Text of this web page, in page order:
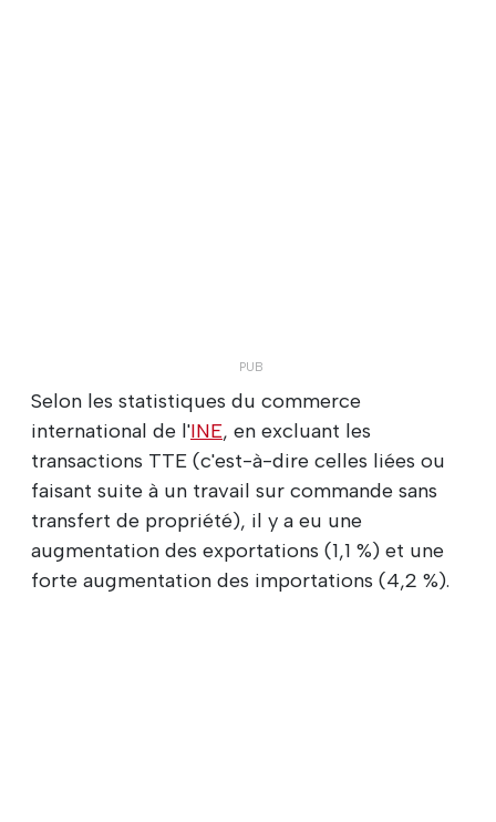
Selon les statistiques du commerce
international de l'INE, en excluant les
transactions TTE (c'est-à-dire celles liées ou
faisant suite à un travail sur commande sans
transfert de propriété), il y a eu une
augmentation des exportations (1,1 %) et une
forte augmentation des importations (4,2 %).